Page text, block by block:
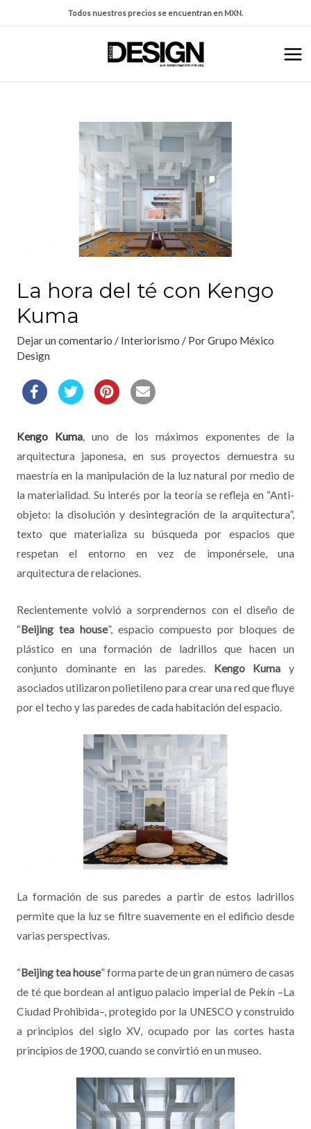
Todos nuestros precios se encuentran en MXN.
La hora del té con Kengo
Kuma
Dejar un comentario / Interiorismo / PorGrupo México
Design
Kengo Kuma, uno de los máximos exponentes de la
arquitectura japonesa, en sus proyectos demuestra su
maestría en la manipulación de la luz natural por medio de
la materialidad. Su interés por la teoría se refleja en “Anti-
objeto: la disolución y desintegración de la arquitectura”,
texto que materializa su búsqueda por espacios que
respetan el entorno en vez de imponérsele, una
arquitectura de relaciones.
Recientemente volvió a sorprendernos con el diseño de
“Beijing tea house”, espacio compuesto por bloques de
plástico en una formación de ladrillos que hacen un
conjunto dominante en las paredes. Kengo Kuma y
asociados utilizaron polietileno para crear una red que fluye
por el techo y las paredes de cada habitación del espacio.
La formación de sus paredes a partir de estos ladrillos
permite que la luz se filtre suavemente en el edificio desde
varias perspectivas.
“Beijing tea house” forma parte de un gran número de casas
de té que bordean al antiguo palacio imperial de Pekín –La
Ciudad Prohibida–, protegido por la UNESCO y construido
a principios del siglo XV, ocupado por las cortes hasta
principios de 1900, cuando se convirtió en un museo.